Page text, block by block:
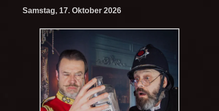
Samstag, 17. Oktober 2026